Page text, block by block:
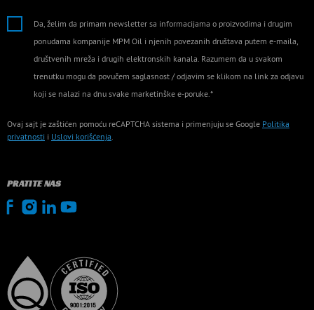
Da, želim da primam newsletter sa informacijama o proizvodima i drugim
ponudama kompanije MPM Oil i njenih povezanih društava putem e-maila,
društvenih mreža i drugih elektronskih kanala. Razumem da u svakom
trenutku mogu da povučem saglasnost / odjavim se klikom na link za odjavu
koji se nalazi na dnu svake marketinške e-poruke.*
Ovaj sajt je zaštićen pomoću reCAPTCHA sistema i primenjuju se Google Politika
privatnosti i Uslovi korišćenja.
PRATITE NAS